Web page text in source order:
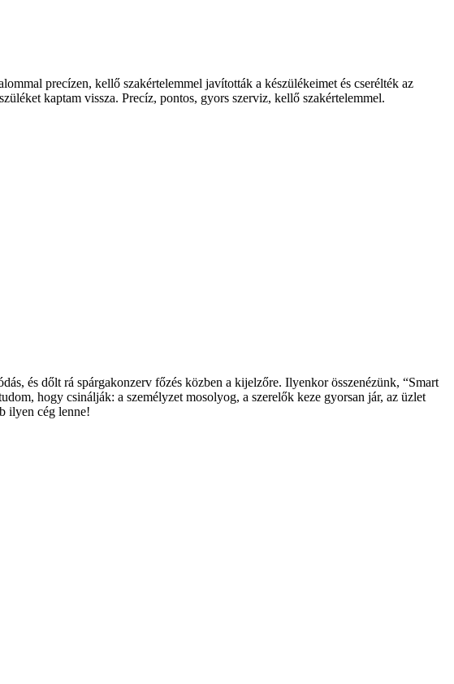
precízen, kellő szakértelemmel javították a készülékeimet és cserélték az
kaptam vissza. Precíz, pontos, gyors szerviz, kellő szakértelemmel.
és dőlt rá spárgakonzerv főzés közben a kijelzőre. Ilyenkor összenézünk, “Smart
hogy csinálják: a személyzet mosolyog, a szerelők keze gyorsan jár, az üzlet
ilyen cég lenne!